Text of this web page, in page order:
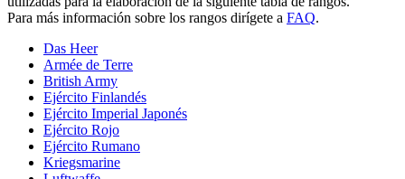
Para más información sobre los rangos dirígete a FAQ.
Das Heer
Armée de Terre
British Army
Ejército Finlandés
Ejército Imperial Japonés
Ejército Rojo
Ejército Rumano
Kriegsmarine